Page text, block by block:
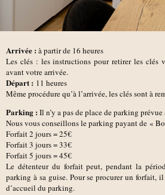
Arrivée : à partir de 16 heures
Les clés : les instructions pour retirer les clés
avant votre arrivée.
Départ : 11 heures
Même procédure qu’à l’arrivée, les clés sont à
Parking : Il n’y a pas de place de parking
Nous vous conseillons le parking payant de «
Forfait 2 jours = 25€
Forfait 3 jours = 33€
Forfait 5 jours = 45€
Le détenteur du forfait peut, pendant la
parking à sa guise. Pour se procurer un forfait,
d’accueil du parking.